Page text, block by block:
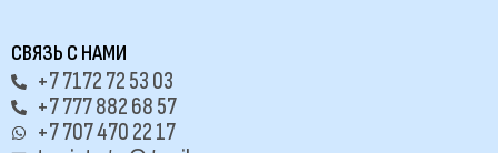
СВЯЗЬ С НАМИ
+7 7172 72 53 03
+7 777 882 68 57
+7 707 470 22 17